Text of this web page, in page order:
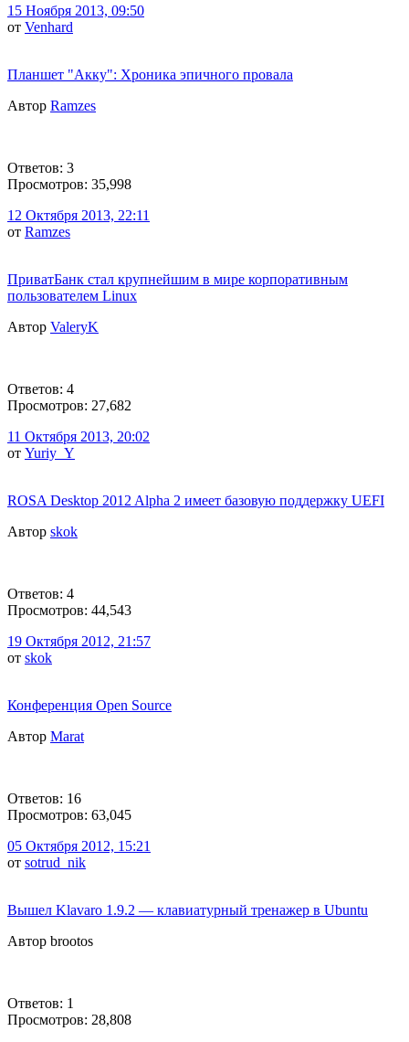
15 Ноября 2013, 09:50
от Venhard
Планшет "Акку": Хроника эпичного провала
Автор Ramzes
Ответов: 3
Просмотров: 35,998
12 Октября 2013, 22:11
от Ramzes
ПриватБанк стал крупнейшим в мире корпоративным
пользователем Linux
Автор ValeryK
Ответов: 4
Просмотров: 27,682
11 Октября 2013, 20:02
от Yuriy_Y
ROSA Desktop 2012 Alpha 2 имеет базовую поддержку UEFI
Автор skok
Ответов: 4
Просмотров: 44,543
19 Октября 2012, 21:57
от skok
Конференция Open Source
Автор Marat
Ответов: 16
Просмотров: 63,045
05 Октября 2012, 15:21
от sotrud_nik
Вышел Klavaro 1.9.2 — клавиатурный тренажер в Ubuntu
Автор brootos
Ответов: 1
Просмотров: 28,808